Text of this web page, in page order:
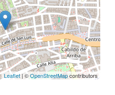
Leaflet| ©OpenStreetMapcontributors